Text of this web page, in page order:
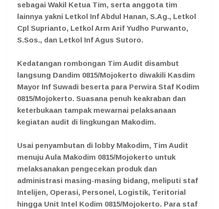
sebagai Wakil Ketua Tim, serta anggota tim
lainnya yakni Letkol Inf Abdul Hanan, S.Ag., Letkol
Cpl Suprianto, Letkol Arm Arif Yudho Purwanto,
S.Sos., dan Letkol Inf Agus Sutoro.
Kedatangan rombongan Tim Audit disambut
langsung Dandim 0815/Mojokerto diwakili Kasdim
Mayor Inf Suwadi beserta para Perwira Staf Kodim
0815/Mojokerto. Suasana penuh keakraban dan
keterbukaan tampak mewarnai pelaksanaan
kegiatan audit di lingkungan Makodim.
Usai penyambutan di lobby Makodim, Tim Audit
menuju Aula Makodim 0815/Mojokerto untuk
melaksanakan pengecekan produk dan
administrasi masing-masing bidang, meliputi staf
Intelijen, Operasi, Personel, Logistik, Teritorial
hingga Unit Intel Kodim 0815/Mojokerto. Para staf